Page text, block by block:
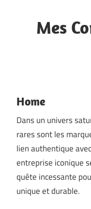
contentMes
Home
Dans un univers
rares sont les
lien authentique
entreprise iconique
quête incessante
unique et durable.